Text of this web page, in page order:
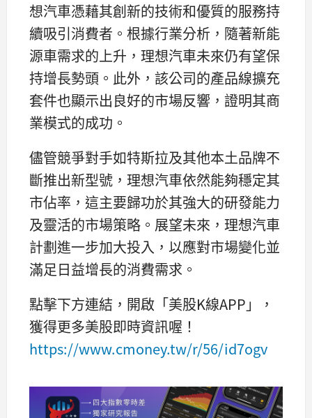
想汽車憑藉其創新的技術和優質的服務持
續吸引消費者。根據行業分析，隨著新能
源車需求的上升，理想汽車未來仍有望保
持增長勢頭。此外，該公司的產品線擴充
套件也顯示出良好的市場反響，證明其商
業模式的成功。
儘管競爭對手如特斯拉及其他本土品牌不
斷推出新型號，理想汽車依然能夠穩定其
市佔率，這主要歸功於其強大的研發能力
及靈活的市場策略。展望未來，理想汽車
計劃進一步加大投入，以應對市場變化並
滿足日益增長的消費需求。
點擊下方連結，開啟「美股K線APP」，
獲得更多美股即時資訊喔！
https://www.cmoney.tw/r/56/id7ogv